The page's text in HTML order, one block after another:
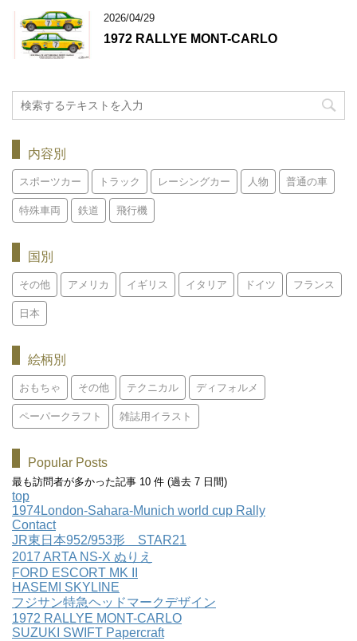
2026/04/29
1972 RALLYE MONT-CARLO
内容別
スポーツカー トラック レーシングカー 人物 普通の車
特殊車両 鉄道 飛行機
国別
その他 アメリカ イギリス イタリア ドイツ フランス
日本
絵柄別
おもちゃ その他 テクニカル ディフォルメ
ペーパークラフト 雑誌用イラスト
Popular Posts
最も訪問者が多かった記事 10 件 (過去 7 日間)
top
1974London-Sahara-Munich world cup Rally
Contact
JR東日本952/953形 STAR21
2017 ARTA NS-X ぬりえ
FORD ESCORT MK II
HASEMI SKYLINE
フジサン特急ヘッドマークデザイン
1972 RALLYE MONT-CARLO
SUZUKI SWIFT Papercraft